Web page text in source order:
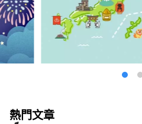
熱門文章